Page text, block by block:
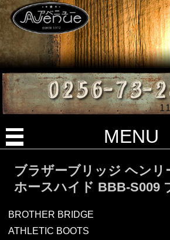
MENU
ブラザーブリッジ ヘンリ
ホースハイド BBB-S009
BROTHER BRIDGE
ATHLETIC BOOTS